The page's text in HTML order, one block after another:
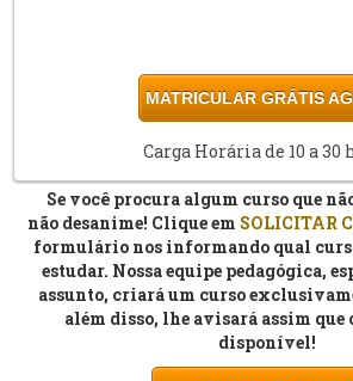
MATRICULAR GRÁTIS
Carga Horária de 10 a 30
Se você procura algum curso que
não desanime! Clique em SOLICITAR
formulário nos informando qual
estudar. Nossa equipe pedagógica,
assunto, criará um curso
além disso, lhe avisará assim que
disponível!